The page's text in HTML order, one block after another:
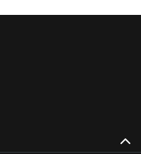
in neuem Tab
an – öffnet in neuem